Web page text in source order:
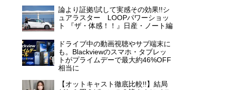
論より証拠!試して実感その効果!!シ
ュアラスター LOOPパワーショッ
ト 『ザ・体感！！』日産・ノート編
ドライブ中の動画視聴やサブ端末に
も。Blackviewのスマホ・タブレッ
トがプライムデーで最大約46%OFF
相当に
【オットキャスト徹底比較!!】結局